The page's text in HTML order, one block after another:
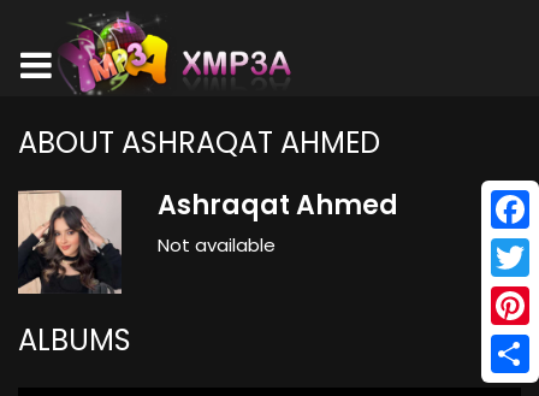
ABOUT ASHRAQAT AHMED
Ashraqat Ahmed
Not available
ALBUMS